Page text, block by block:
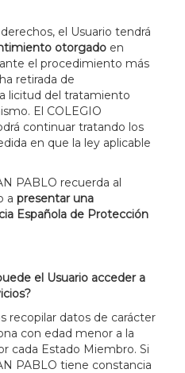
el Usuario tendrá
otorgado en
el procedimiento más
retirada de
licitud del tratamiento
El COLEGIO
continuar tratando los
en que la ley aplicable
PABLO recuerda al
a presentar una
Española de Protección
el Usuario acceder a
recopilar datos de carácter
con edad menor a la
cada Estado Miembro. Si
PABLO tiene constancia